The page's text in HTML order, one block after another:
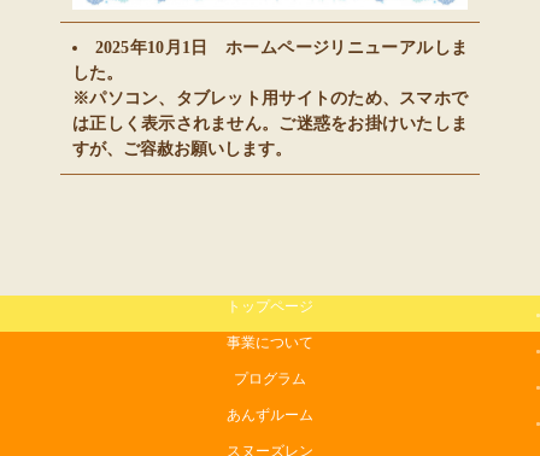
2025年10月1日 ホームページリニューアルしま
した。
※パソコン、タブレット用サイトのため、スマホで
は正しく表示されません。ご迷惑をお掛けいたしま
すが、ご容赦お願いします。
トップページ
事業について
プログラム
あんずルーム
スヌーズレン